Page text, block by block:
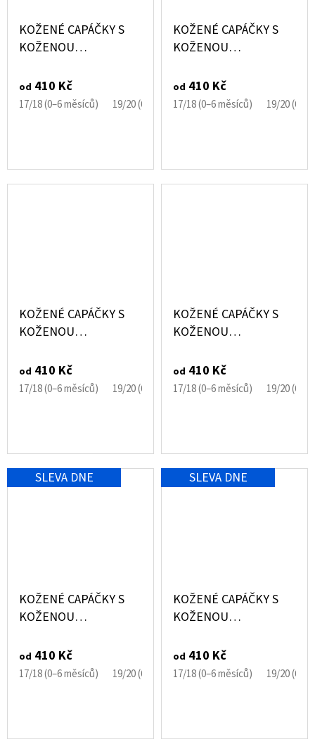
KOŽENÉ CAPÁČKY S
KOŽENOU
MODRÉ EBOOBA
od 410 Kč
17/18 (0–6 měsíců) 19/20 (6–12 měsíců) 21/22 (12–18 měsíců)
KOŽENÉ CAPÁČKY S
KOŽENOU
ŠEDÉ EBOOBA
od 410 Kč
17/18 (0–6 měsíců) 19/20
KOŽENÉ CAPÁČKY S
KOŽENOU
SANDÁLKY BÉŽOVÉ
EBOOBA
od 410 Kč
17/18 (0–6 měsíců) 19/20 (6–12 měsíců) 21/22 (12–18 měsíců)
KOŽENÉ CAPÁČKY S
KOŽENOU
SANDÁLKY ČERNÉ
EBOOBA
od 410 Kč
17/18 (0–6 měsíců) 19/20
SLEVA DNE
KOŽENÉ CAPÁČKY S
KOŽENOU
SANDÁLKY MÉĎA
EBOOBA
od 410 Kč
17/18 (0–6 měsíců) 19/20 (6–12 měsíců) 21/22 (12–18 měsíců)
SLEVA DNE
KOŽENÉ CAPÁČKY S
KOŽENOU
SANDÁLKY MEDVÍDEK
EBOOBA
od 410 Kč
17/18 (0–6 měsíců) 19/20